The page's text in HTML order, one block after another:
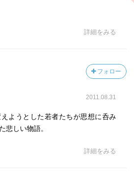
妙すぎる。
れてしまったのも
詳細をみる
フォロー
2011.08.31
ようとした若者たちが思想に呑み
悲しい物語。
詳細をみる